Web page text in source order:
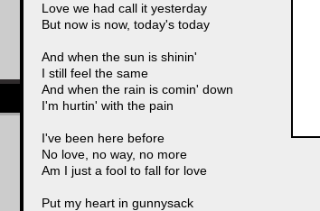
Love we had call it yesterday
But now is now, today's today
And when the sun is shinin'
I still feel the same
And when the rain is comin' down
I'm hurtin' with the pain
I've been here before
No love, no way, no more
Am I just a fool to fall for love
Put my heart in gunnysack